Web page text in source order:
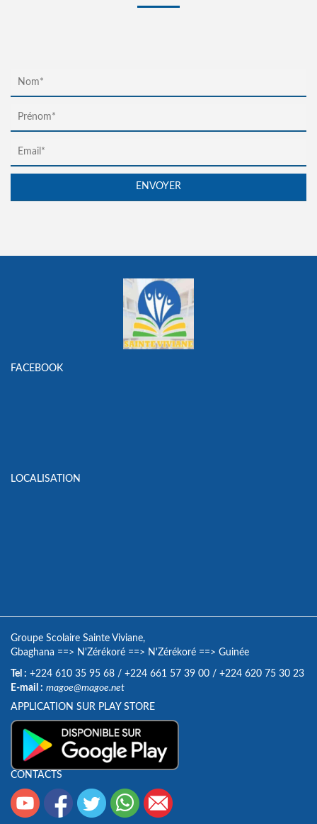
FACEBOOK
LOCALISATION
Groupe Scolaire Sainte Viviane,
Gbaghana ==> N'Zérékoré ==> N'Zérékoré ==> Guinée
Tel : +224 610 35 95 68 / +224 661 57 39 00 / +224 620 75 30 23
E-mail : magoe@magoe.net
APPLICATION SUR PLAY STORE
CONTACTS